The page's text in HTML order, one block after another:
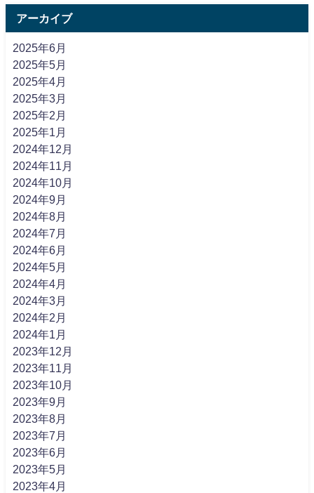
アーカイブ
2025年6月
2025年5月
2025年4月
2025年3月
2025年2月
2025年1月
2024年12月
2024年11月
2024年10月
2024年9月
2024年8月
2024年7月
2024年6月
2024年5月
2024年4月
2024年3月
2024年2月
2024年1月
2023年12月
2023年11月
2023年10月
2023年9月
2023年8月
2023年7月
2023年6月
2023年5月
2023年4月